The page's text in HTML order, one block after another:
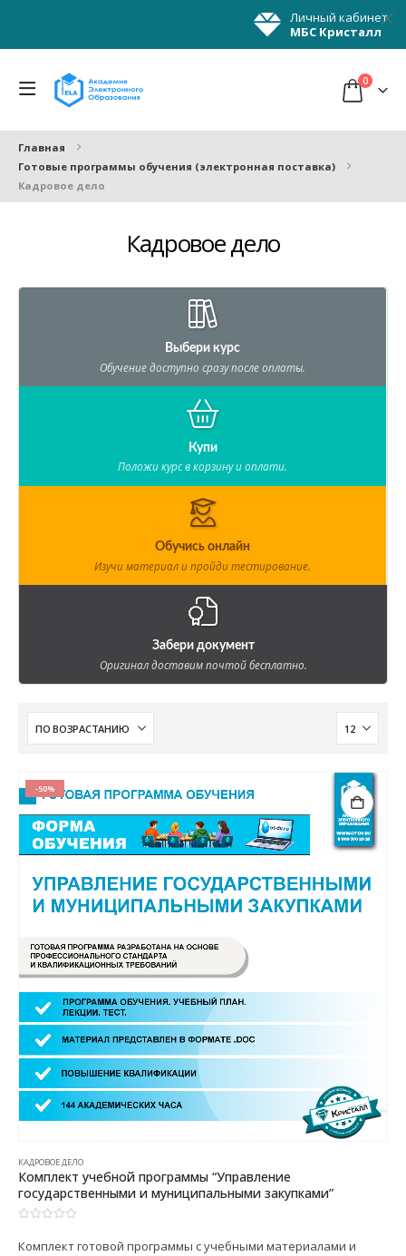
Личный кабинет
МБС Кристалл
0
Главная
Готовые программы обучения (электронная поставка)
Кадровое дело
Кадровое дело
Выбери курс
Обучение доступно сразу после оплаты.
Купи
Положи курс в корзину и оплати.
Обучись онлайн
Изучи материал и пройди тестирование.
Забери документ
Оригинал доставим почтой бесплатно.
-50%
КАДРОВОЕ ДЕЛО
Комплект учебной программы “Управление
государственными и муниципальными закупками”
Комплект готовой программы с учебными материалами и